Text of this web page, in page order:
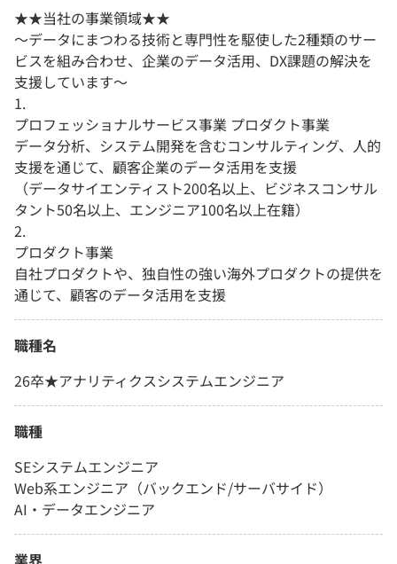
★★当社の事業領域★★
〜データにまつわる技術と専門性を駆使した2種類のサー
ビスを組み合わせ、企業のデータ活用、DX課題の解決を
支援しています〜
1.
プロフェッショナルサービス事業 プロダクト事業
データ分析、システム開発を含むコンサルティング、人的
支援を通じて、顧客企業のデータ活用を支援
（データサイエンティスト200名以上、ビジネスコンサル
タント50名以上、エンジニア100名以上在籍）
2.
プロダクト事業
自社プロダクトや、独自性の強い海外プロダクトの提供を
通じて、顧客のデータ活用を支援
職種名
26卒★アナリティクスシステムエンジニア
職種
SEシステムエンジニア
Web系エンジニア（バックエンド/サーバサイド）
AI・データエンジニア